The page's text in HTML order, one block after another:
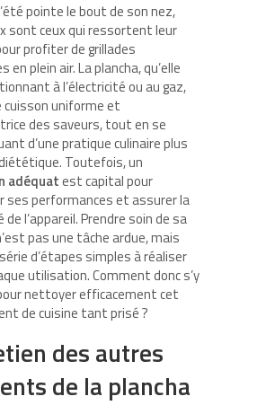
pointe le bout de son nez,
sont ceux qui ressortent leur
profiter de grillades
en plein air. La plancha, qu’elle
à l’électricité ou au gaz,
uniforme et
des saveurs, tout en se
d’une pratique culinaire plus
Toutefois, un
adéquatest capital pour
ses performances et assurer la
l’appareil. Prendre soin de sa
pas une tâche ardue, mais
d’étapes simples à réaliser
utilisation. Comment donc s’y
nettoyer efficacement cet
de cuisine tant prisé ?
des autres
de la plancha